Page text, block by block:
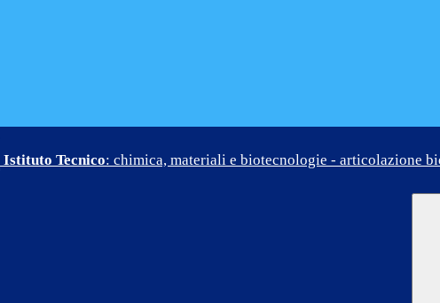
Istituto Tecnico: chimica, materiali e biotecnologie - articolazione